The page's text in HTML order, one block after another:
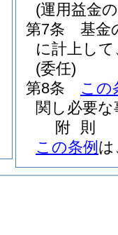
(運用益金
第7条
基金
に計上し
(委任)
第8条
この
関し必要
附 則
この条例 は